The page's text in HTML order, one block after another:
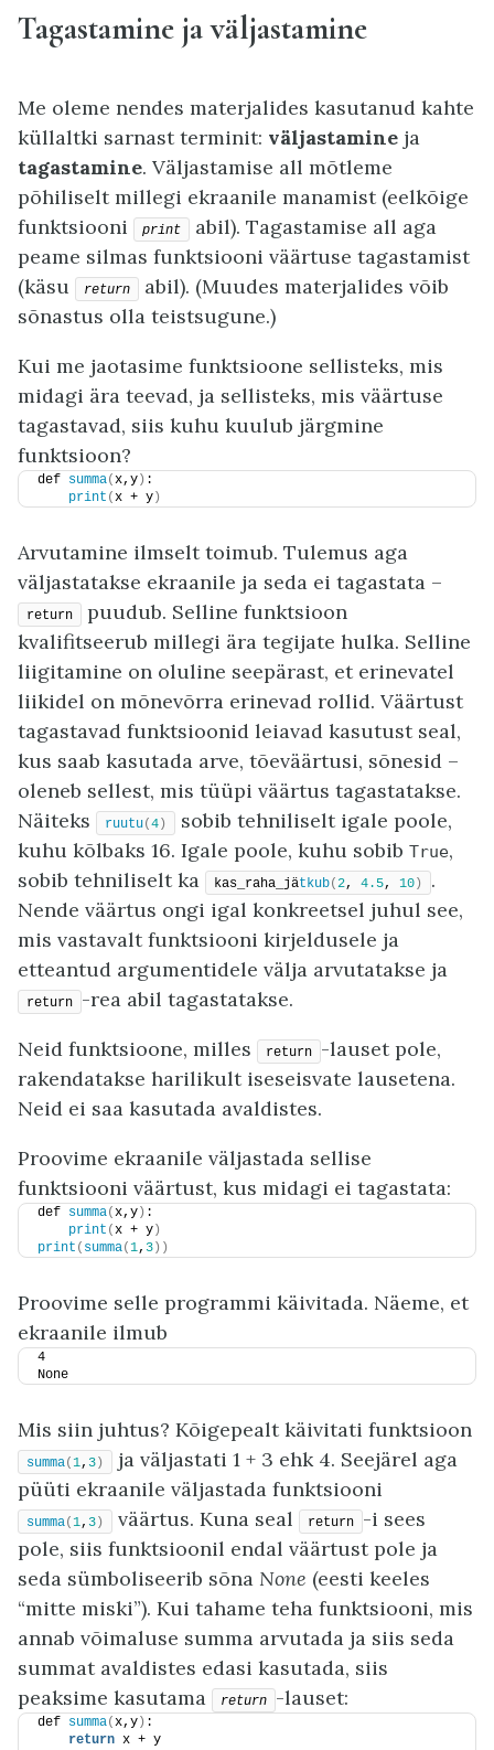
Tagastamine ja väljastamine
Me oleme nendes materjalides kasutanud kahte
küllaltki sarnast terminit: väljastamine ja
tagastamine. Väljastamise all mõtleme
põhiliselt millegi ekraanile manamist (eelkõige
funktsiooni
print
abil). Tagastamise all aga
peame silmas funktsiooni väärtuse tagastamist
(käsu
return
abil). (Muudes materjalides võib
sõnastus olla teistsugune.)
Kui me jaotasime funktsioone sellisteks, mis
midagi ära teevad, ja sellisteks, mis väärtuse
tagastavad, siis kuhu kuulub järgmine
funktsioon?
def summa(x,y) :
print (x + y)
Arvutamine ilmselt toimub. Tulemus aga
väljastatakse ekraanile ja seda ei tagastata –
return
puudub. Selline funktsioon
kvalifitseerub millegi ära tegijate hulka. Selline
liigitamine on oluline seepärast, et erinevatel
liikidel on mõnevõrra erinevad rollid. Väärtust
tagastavad funktsioonid leiavad kasutust seal,
kus saab kasutada arve, tõeväärtusi, sõnesid –
oleneb sellest, mis tüüpi väärtus tagastatakse.
Näiteks
ruutu(4)
sobib tehniliselt igale poole,
kuhu kõlbaks 16. Igale poole, kuhu sobib True,
sobib tehniliselt ka
kas_raha_jätkub(2, 4.5, 10)
.
Nende väärtus ongi igal konkreetsel juhul see,
mis vastavalt funktsiooni kirjeldusele ja
etteantud argumentidele välja arvutatakse ja
return
-rea abil tagastatakse.
Neid funktsioone, milles
return
-lauset pole,
rakendatakse harilikult iseseisvate lausetena.
Neid ei saa kasutada avaldistes.
Proovime ekraanile väljastada sellise
funktsiooni väärtust, kus midagi ei tagastata:
def summa(x,y) :
print (x + y)
print ( summa(1, 3))
Proovime selle programmi käivitada. Näeme, et
ekraanile ilmub
4
None
Mis siin juhtus? Kõigepealt käivitati funktsioon
summa(1, 3)
ja väljastati 1 + 3 ehk 4. Seejärel aga
püüti ekraanile väljastada funktsiooni
summa(1, 3) väärtus. Kuna seal return
-i sees
pole, siis funktsioonil endal väärtust pole ja
seda sümboliseerib sõna None (eesti keeles
“mitte miski”). Kui tahame teha funktsiooni, mis
annab võimaluse summa arvutada ja siis seda
summat avaldistes edasi kasutada, siis
peaksime kasutama
return -lauset:
def summa(x,y) :
return x + y